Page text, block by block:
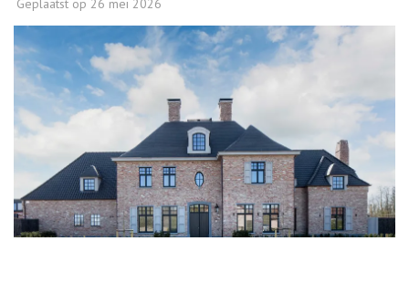
Geplaatst op 26 mei 2026